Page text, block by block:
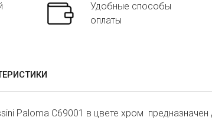
Удобные способы
оплаты
Paloma C69001 в цвете хром предназначен